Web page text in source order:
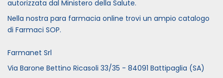
autorizzata dal Ministero della Salute.
Nella nostra para farmacia online trovi un ampio catalogo
di Farmaci SOP.
Farmanet Srl
Via Barone Bettino Ricasoli 33/35 - 84091 Battipaglia (SA)